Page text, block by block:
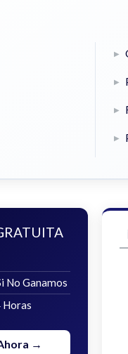
No Ganamos
Horas
→